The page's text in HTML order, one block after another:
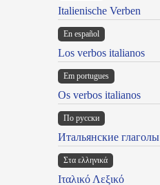
Italienische Verben
En español
Los verbos italianos
Em portugues
Os verbos italianos
По русски
Итальянские глаголы
Στα ελληνικά
Ιταλικό Λεξικό